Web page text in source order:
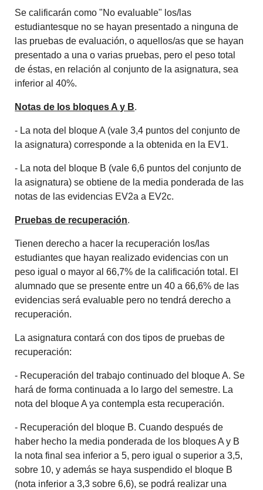
Se calificarán como "No evaluable" los/las
estudiantesque no se hayan presentado a ninguna de
las pruebas de evaluación, o aquellos/as que se hayan
presentado a una o varias pruebas, pero el peso total
de éstas, en relación al conjunto de la asignatura, sea
inferior al 40%.
Notas de los bloques A y B.
- La nota del bloque A (vale 3,4 puntos del conjunto de
la asignatura) corresponde a la obtenida en la EV1.
- La nota del bloque B (vale 6,6 puntos del conjunto de
la asignatura) se obtiene de la media ponderada de las
notas de las evidencias EV2a a EV2c.
Pruebas de recuperación.
Tienen derecho a hacer la recuperación los/las
estudiantes que hayan realizado evidencias con un
peso igual o mayor al 66,7% de la calificación total. El
alumnado que se presente entre un 40 a 66,6% de las
evidencias será evaluable pero no tendrá derecho a
recuperación.
La asignatura contará con dos tipos de pruebas de
recuperación:
- Recuperación del trabajo continuado del bloque A. Se
hará de forma continuada a lo largo del semestre. La
nota del bloque A ya contempla esta recuperación.
- Recuperación del bloque B. Cuando después de
haber hecho la media ponderada de los bloques A y B
la nota final sea inferior a 5, pero igual o superior a 3,5,
sobre 10, y además se haya suspendido el bloque B
(nota inferior a 3,3 sobre 6,6), se podrá realizar una